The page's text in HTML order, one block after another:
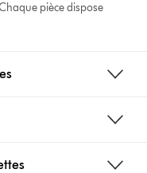
pièce dispose